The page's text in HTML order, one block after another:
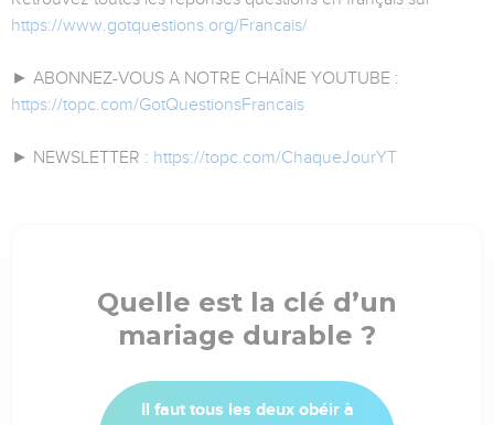
https://www.gotquestions.org/Francais/
► ABONNEZ-VOUS A NOTRE CHAÎNE YOUTUBE :
https://topc.com/GotQuestionsFrancais
► NEWSLETTER : https://topc.com/ChaqueJourYT
Quelle est la clé d’un
mariage durable ?
Il faut tous les deux obéir à